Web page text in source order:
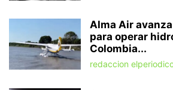
Alma Air
para operar
Colombia...
redaccion